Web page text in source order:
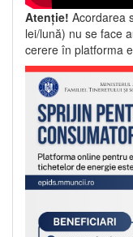
Atenție! Acordarea
lei/lună) nu se face
cerere în platforma